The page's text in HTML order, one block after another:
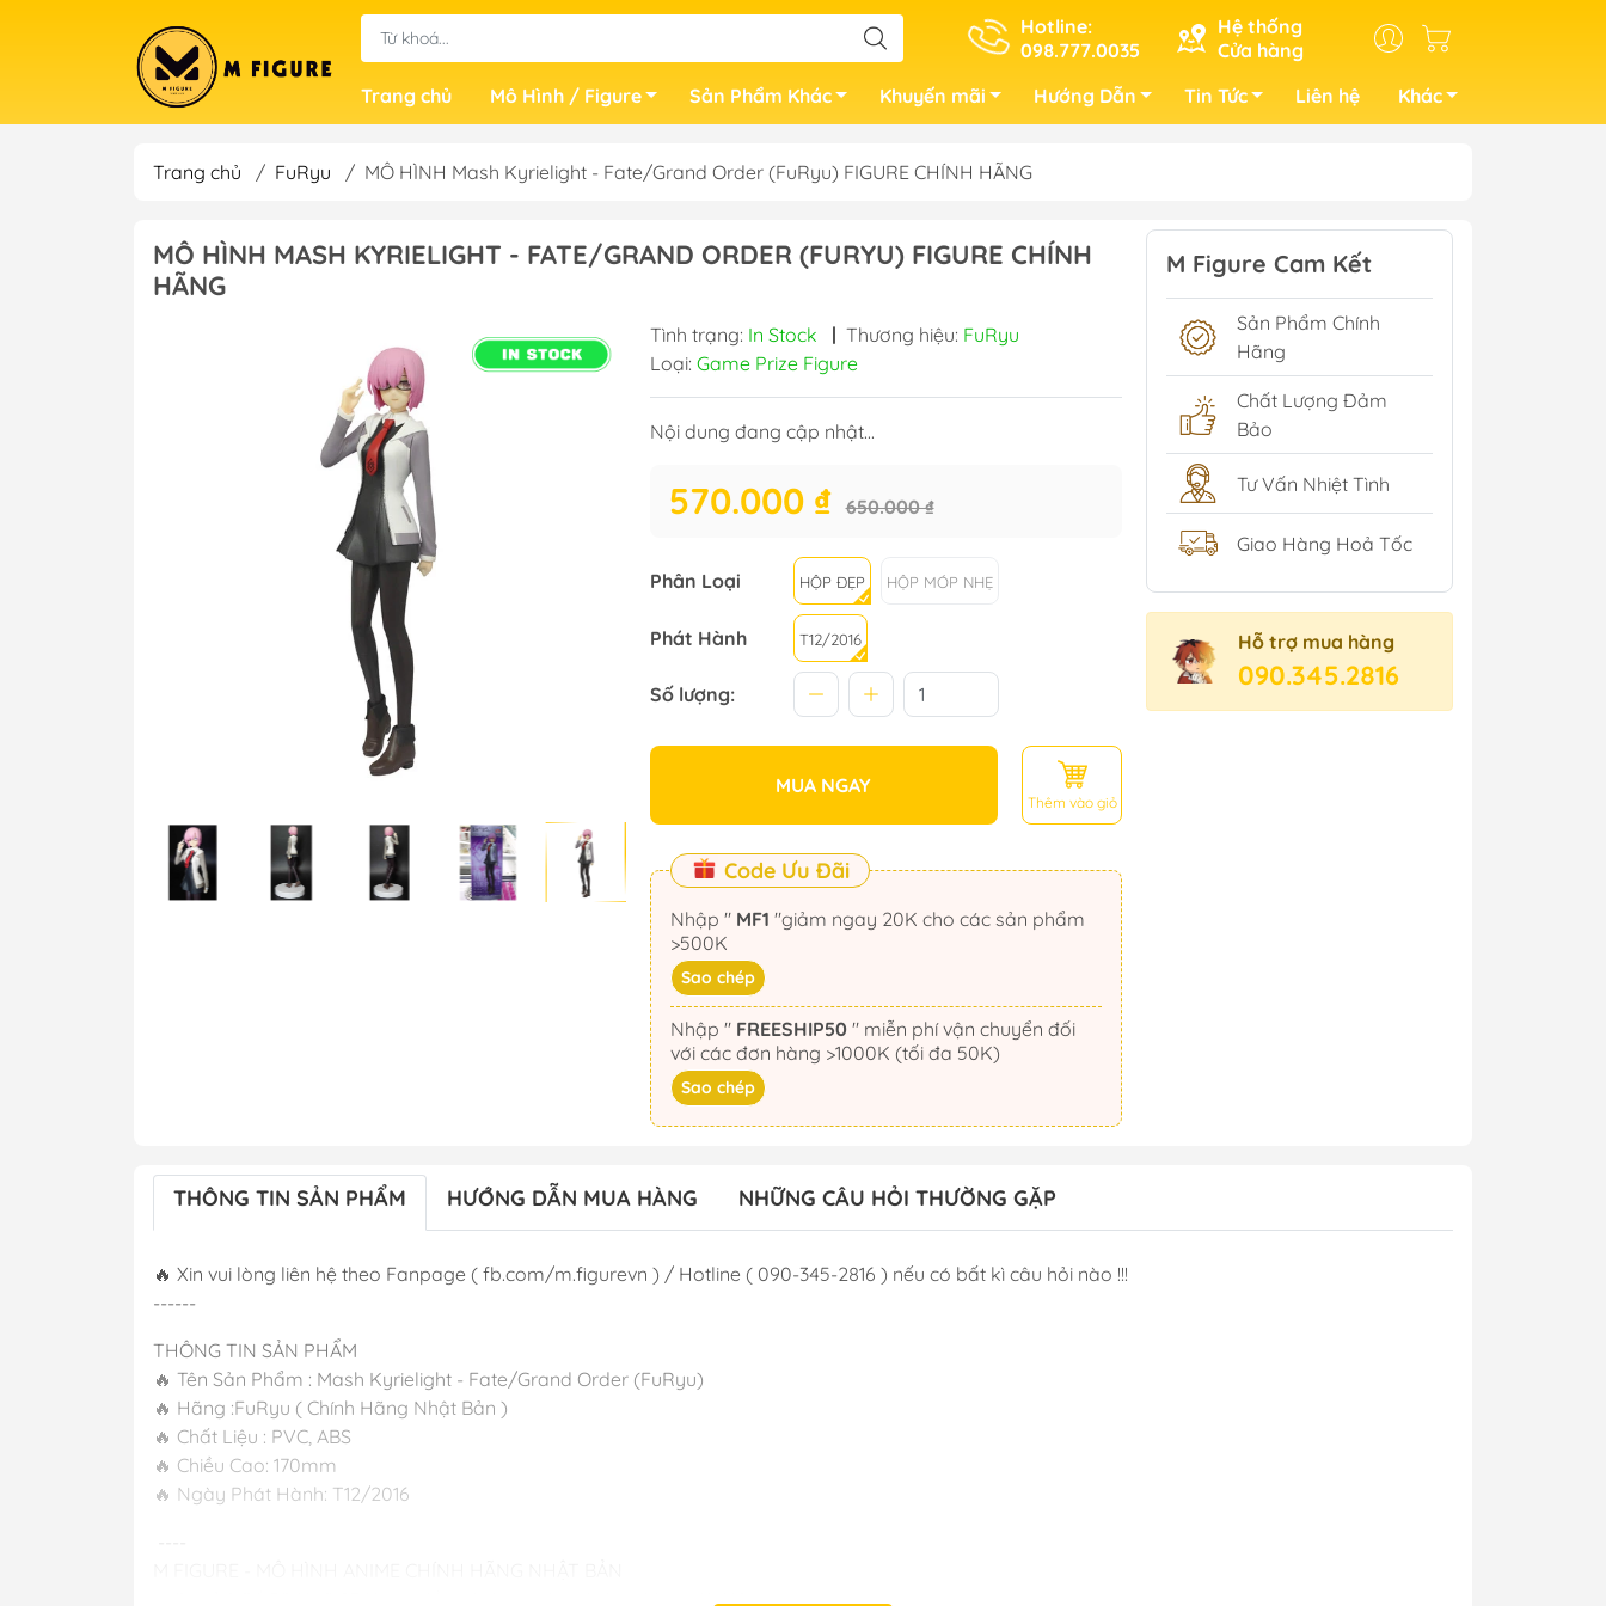
Hotline:
098.777.0035
Hệ thống
Cửa hàng
Trang chủ
Mô Hình / Figure Sản Phẩm Khác Khuyến mãi Hướng Dẫn Tin Tức Liên hệ Khác
Trang chủ / FuRyu / MÔ HÌNH Mash Kyrielight - Fate/Grand Order (FuRyu) FIGURE CHÍNH HÃNG
MÔ HÌNH MASH KYRIELIGHT - FATE/GRAND ORDER (FURYU) FIGURE CHÍNH
HÃNG
Tình trạng: In Stock | Thương hiệu: FuRyu
Loại: Game Prize Figure
Nội dung đang cập nhật...
570.000 ₫ 650.000 ₫
Phân Loại HỘP ĐẸP HỘP MÓP NHẸ
Phát Hành T12/2016
Số lượng:
MUA NGAY
Thêm vào giỏ
Code Ưu Đãi
Nhập " MF1
>500K
Sao chép
Nhập " FREESHIP50" miễn phí vận chuyển đối
với các đơn hàng >1000K (tối đa 50K)
Sao chép
M Figure Cam Kết
Sản Phẩm Chính
Hãng
Chất Lượng Đảm
Bảo
Tư Vấn Nhiệt Tình
Giao Hàng Hoả Tốc
Hỗ trợ mua hàng
090.345.2816
THÔNG TIN SẢN PHẨM HƯỚNG DẪN MUA HÀNG NHỮNG CÂU HỎI THƯỜNG GẶP
🔥 Xin vui lòng liên hệ theo Fanpage ( fb.com/m.figurevn ) / Hotline ( 090-345-2816 ) nếu có bất kì câu hỏi nào !!!
------
THÔNG TIN SẢN PHẨM
🔥 Tên Sản Phẩm : Mash Kyrielight - Fate/Grand Order (FuRyu)
🔥 Hãng :FuRyu ( Chính Hãng Nhật Bản )
🔥 Chất Liệu : PVC, ABS
🔥 Chiều Cao: 170mm
🔥 Ngày Phát Hành: T12/2016
🔥Cơ sở 1: Số 50 Ngõ 83 Ngọc Hồi - Hoàng Liệt - Hoàng Mai - Hà Nội